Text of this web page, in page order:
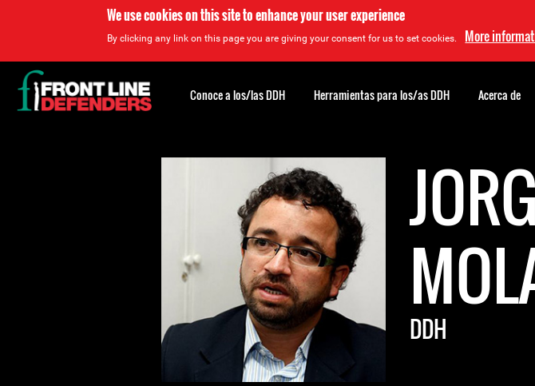
We use cookies on this site to enhance your user experience
By clicking any link on this page you are giving your consent for us to set cookies. More
DDH
Back
to
top
Conoce a los/las DDH Herramientas para los/as DDH Acerca de